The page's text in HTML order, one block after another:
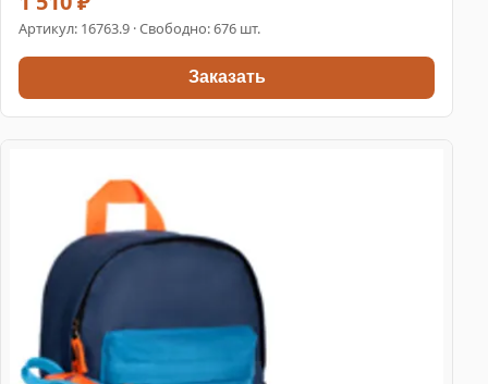
Артикул: 16763.9 · Свободно: 676 шт.
Заказать